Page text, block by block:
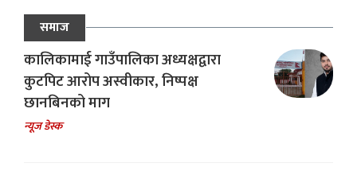
समाज
कालिकामाई गाउँपालिका अध्यक्षद्वारा
कुटपिट आरोप अस्वीकार, निष्पक्ष
छानबिनको माग
न्यूज डेस्क